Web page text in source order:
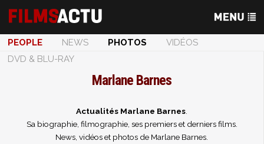
PEOPLE NEWS PHOTOS
VIDÉOS
DVD & BLU-RAY
Marlane Barnes
Actualités Marlane Barnes
Sa biographie, filmographie, ses premiers et derniers films.
News, vidéos et photos de Marlane Barnes.